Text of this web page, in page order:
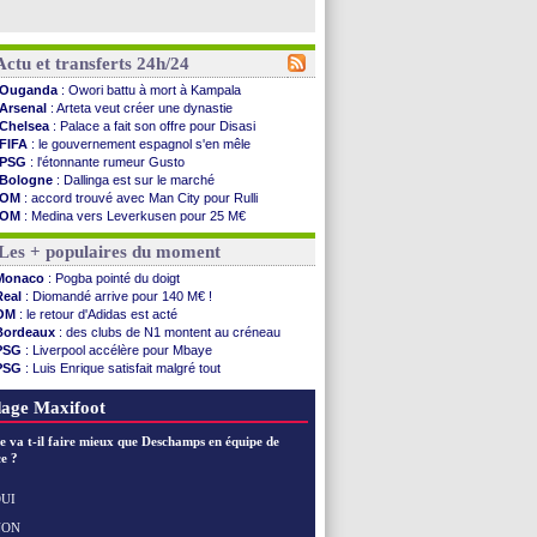
et transferts 24h/24
Ouganda : Owori battu à mort à Kampala
Arsenal : Arteta veut créer une dynastie
Chelsea : Palace a fait son offre pour Disasi
FIFA : le gouvernement espagnol s'en mêle
PSG : l'étonnante rumeur Gusto
Bologne : Dallinga est sur le marché
OM : accord trouvé avec Man City pour Rulli
OM : Medina vers Leverkusen pour 25 M€
Uruguay: Forlan nommé sélectionneur (officiel)
Séville : Juanlu signe à Bournemouth (officiel)
PSG: Ndjantou heureux d'avoir rejoué
Real: Diomandé pour 140 M€ ! (officiel)
Man City: Rodri préfère le Barça au Real !
Rennes: Aït Boudlal veut rejoindre Fulham
Aston Villa: Liverpool cible aussi Konsa
OM : une approche pour Diatta
Le Havre : Diaw va signer à Lille
Bordeaux: les mots de Mavuba
Fenerbahçe : Greenwood savoure son premier ...
Southampton
+ populaires du moment
: Pogba pointé du doigt
: Diomandé arrive pour 140 M€ !
: le retour d'Adidas est acté
: des clubs de N1 montent au créneau
: Liverpool accélère pour Mbaye
: Luis Enrique satisfait malgré tout
: Fonseca prend cher sur les réseaux
Maxifoot
va t-il faire mieux que Deschamps en équipe de
?